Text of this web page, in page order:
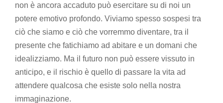
non è ancora accaduto può esercitare su di noi un
potere emotivo profondo. Viviamo spesso sospesi tra
ciò che siamo e ciò che vorremmo diventare, tra il
presente che fatichiamo ad abitare e un domani che
idealizziamo. Ma il futuro non può essere vissuto in
anticipo, e il rischio è quello di passare la vita ad
attendere qualcosa che esiste solo nella nostra
immaginazione.